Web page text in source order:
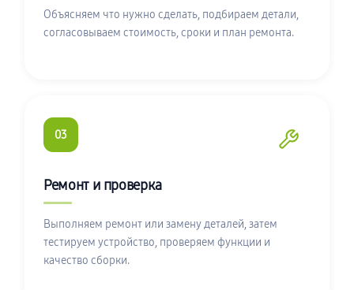
Объясняем что нужно сделать, подбираем детали,
согласовываем стоимость, сроки и план ремонта.
03
Ремонт и проверка
Выполняем ремонт или замену деталей, затем
тестируем устройство, проверяем функции и
качество сборки.